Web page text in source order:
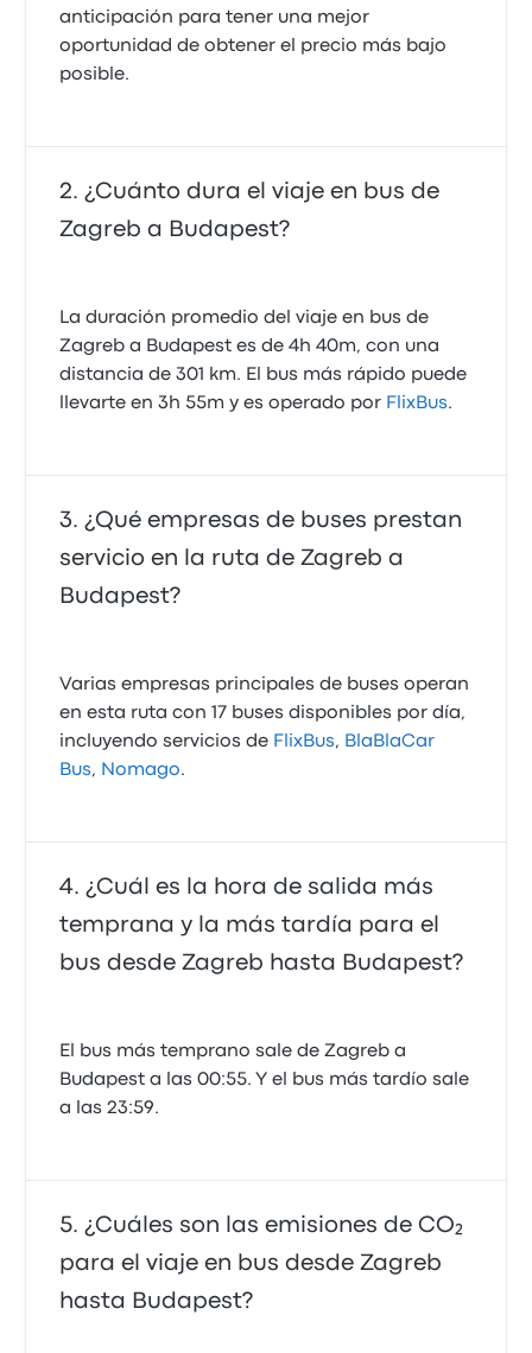
anticipación para tener una mejor
oportunidad de obtener el precio más bajo
posible.
¿Cuánto dura el viaje en bus de
Zagreb a Budapest?
La duración promedio del viaje en bus de
Zagreb a Budapest es de 4h 40m, con una
distancia de 301 km. El bus más rápido puede
llevarte en 3h 55m y es operado por FlixBus.
¿Qué empresas de buses prestan
servicio en la ruta de Zagreb a
Budapest?
Varias empresas principales de buses operan
en esta ruta con 17 buses disponibles por día,
incluyendo servicios de FlixBus, BlaBlaCar
Bus, Nomago.
¿Cuál es la hora de salida más
temprana y la más tardía para el
bus desde Zagreb hasta Budapest?
El bus más temprano sale de Zagreb a
Budapest a las 00:55. Y el bus más tardío sale
a las 23:59.
¿Cuáles son las emisiones de CO₂
para el viaje en bus desde Zagreb
hasta Budapest?